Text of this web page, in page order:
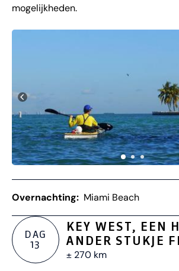
mogelijkheden.
Overnachting: Miami Beach
DAG
13
KEY WEST, EEN
ANDER STUKJE
± 270 km